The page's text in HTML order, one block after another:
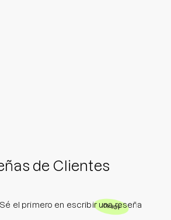
de Clientes
Sé el primero en escribir una reseña